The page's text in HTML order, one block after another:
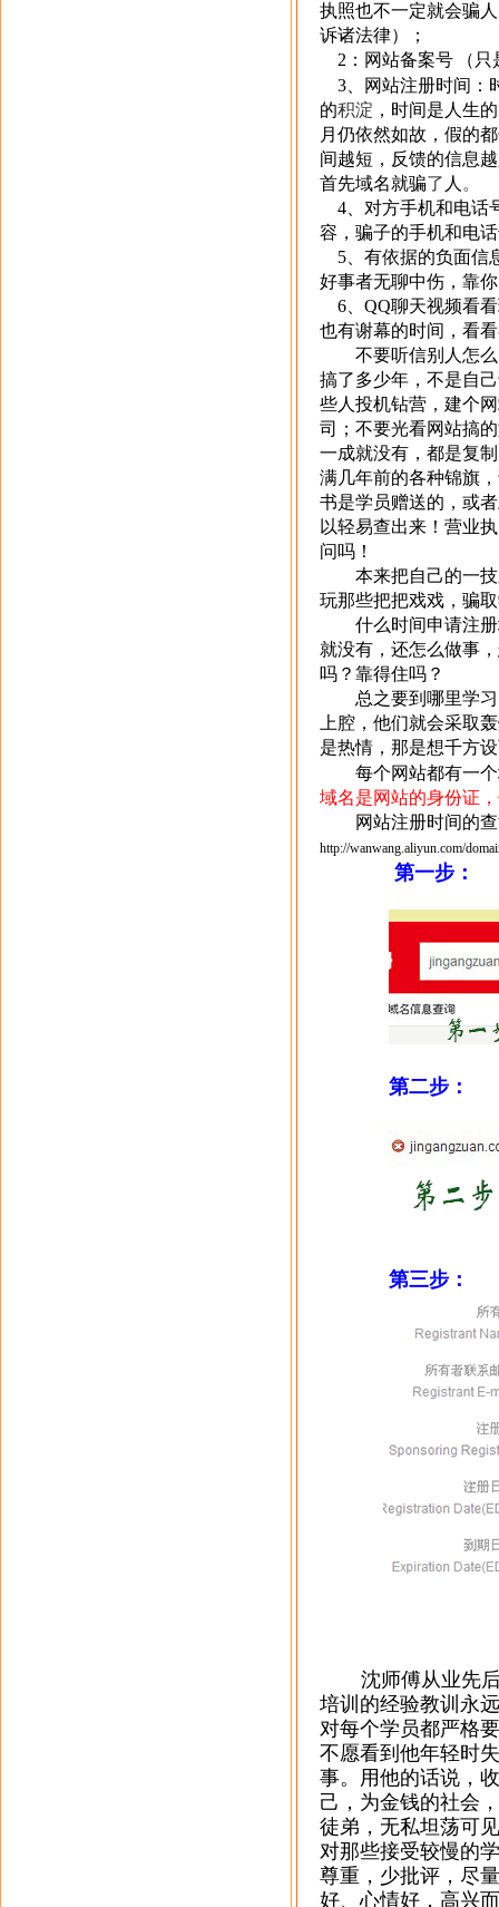
执照也不一定就会骗
诉诸法律）；
2 ：网站备案号
（
3 、网站注册时间
的积淀 ，时间是人生
月仍依然如故，假的
间越短，反馈的信息
首先域名就骗了 人 。
4 、对方手机和电
容，骗子的手机和电
5 、有依据的负面
好事者无聊中伤，靠
6
QQ聊天视频看
也有谢幕的时间，看
不要听信别人怎
搞了多少年，不是自
些人投机钻营，建个
司；不要光看网站搞
一成就没有，都是复
满几年前的各种锦旗
书是学员赠送的，或
以轻易查出来！营业
问吗！
本来把自己的一
玩那些把把戏戏，骗
什么时间申请注
就没有，还怎么做事
吗？靠得住吗？
总之要到哪里学
上腔，他们就会采取
是热情，那是想千方
每个网站都有一
域名是网站的身份证
网站注册时间的
http://wanwang.aliyun.com/
第一步：
第二步：
第三步：
沈师傅从业先
培训的经验教训永
对每个学员都严格
不愿看到他年轻时
事。用他的话说，
己，为金钱的社会
徒弟，无私坦荡可
对那些接受较慢的
尊重，少批评，尽
好、心情好，高兴